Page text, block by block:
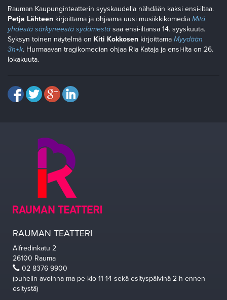
Rauman Kaupunginteatterin syyskaudella nähdään kaksi ensi-iltaa.
Petja Lähteen kirjoittama ja ohjaama uusi musiikkikomedia Mitä
yhdestä särkyneestä sydämestä saa ensi-iltansa 14. syyskuuta.
Syksyn toinen näytelmä on Kiti Kokkosen kirjoittama Myydään
3h+k. Hurmaavan tragikomedian ohjaa Ria Kataja ja ensi-ilta on 26.
lokakuuta.
RAUMAN TEATTERI
Alfredinkatu 2
26100 Rauma
02 8376 9900
(puhelin avoinna ma-pe klo 11-14 sekä esityspäivinä 2 h ennen
esitystä)